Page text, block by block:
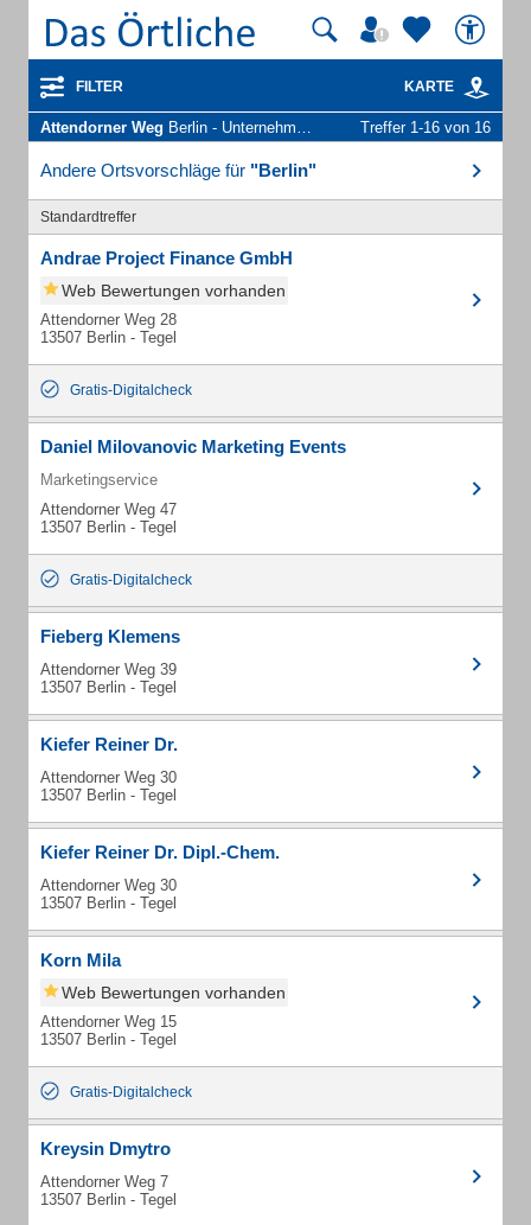
FILTER KARTE
Attendorner Weg Berlin - Unternehmen und Personen Treffer 1-16 von 16
Andere Ortsvorschläge für "Berlin"
Standardtreffer
Andrae Project Finance GmbH
Web Bewertungen vorhanden
Attendorner Weg 28
13507 Berlin - Tegel
Gratis-Digitalcheck
Daniel Milovanovic Marketing Events
Marketingservice
Attendorner Weg 47
13507 Berlin - Tegel
Gratis-Digitalcheck
Fieberg Klemens
Attendorner Weg 39
13507 Berlin - Tegel
Kiefer Reiner Dr.
Attendorner Weg 30
13507 Berlin - Tegel
Kiefer Reiner Dr. Dipl.-Chem.
Attendorner Weg 30
13507 Berlin - Tegel
Korn Mila
Web Bewertungen vorhanden
Attendorner Weg 15
13507 Berlin - Tegel
Gratis-Digitalcheck
Kreysin Dmytro
Attendorner Weg 7
13507 Berlin - Tegel